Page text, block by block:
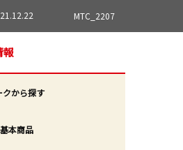
MTC_2207
報
クから探す
基本商品